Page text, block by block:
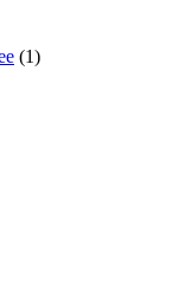
(1)